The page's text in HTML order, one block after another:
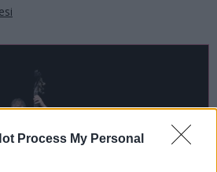
Process My Personal